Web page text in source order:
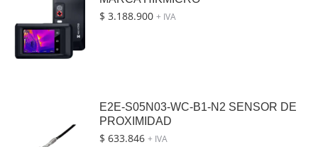
$ 3.188.900 + IVA
E2E-S05N03-WC-B1-N2 SENSOR DE
PROXIMIDAD
$ 633.846 + IVA